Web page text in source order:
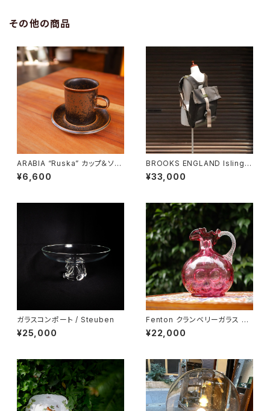
その他の商品
ARABIA “Ruska” カップ＆ソー
サー
¥6,600
BROOKS ENGLAND Islingto
n Rucksack
¥33,000
ガラスコンポート / Steuben
¥25,000
Fenton クランベリーガラス ピ
ッチャー
¥22,000